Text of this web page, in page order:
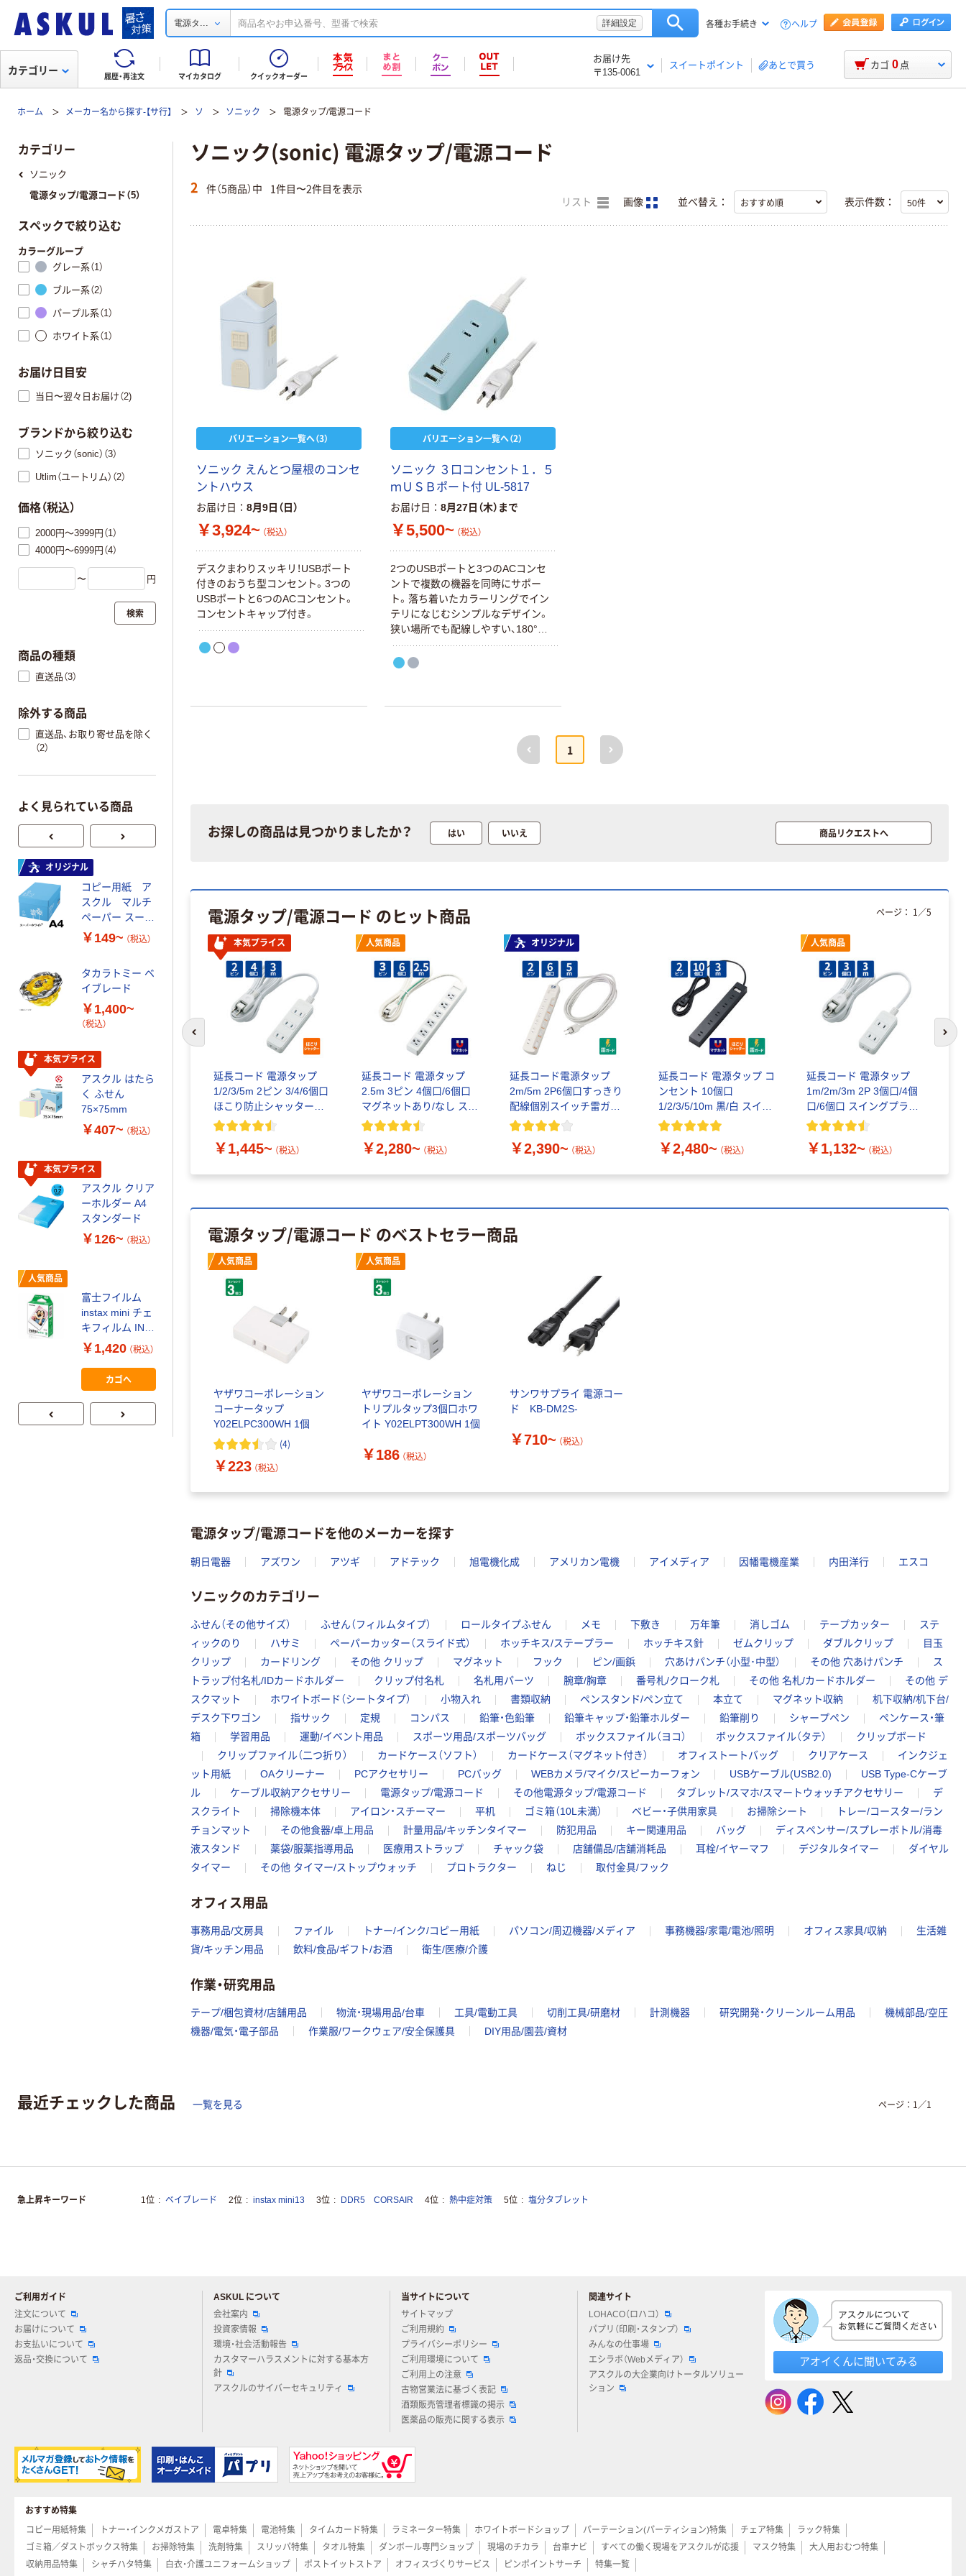
電源タ ... 詳細設定 各種お手続き ヘルプ
履歴・再注文 マイカタログ クイックオーダー
お届け先
〒135-0061
スイートポイント あとで買う
カテゴリー カゴ 0 点
ホーム メーカー名から探す-【サ行】 ソ ソニック 電源タップ/電源コード
ソニック(sonic) 電源タップ/電源コード
2 件（5商品）中 1件目〜2件目を表示
リスト 画像 並べ替え： 表示件数：
バリエーション一覧へ（3）
ソニック えんとつ屋根のコンセ
ントハウス
お届け日 8月9日（日）
￥3,924~ （税込）
デスクまわりスッキリ！USBポート
付きのおうち型コンセント。3つの
USBポートと6つのACコンセント。
コンセントキャップ付き。
バリエーション一覧へ（2）
ソニック ３口コンセント１．５
ｍＵＳＢポート付 UL-5817
お届け日 8月27日（木）まで
￥5,500~ （税込）
2つのUSBポートと3つのACコンセ
ントで複数の機器を同時にサポー
ト。落ち着いたカラーリングでイン
テリになじむシンプルなデザイン。
狭い場所でも配線しやすい、180°回
転するスイングプラグ。コンセント
は角度違いに3方向についており、
に検知し、最適な電流で充電を行い
前へ
1
次へ
お探しの商品は見つかりましたか？ はい いいえ 商品リクエストへ
電源タップ/電源コード のヒット商品
本気プライス
延長コード 電源タップ
1/2/3/5m 2ピン 3/4/6個口
ほこり防止シャッター付
T-ST02 白 エレコム
￥1,445~ （税込）
人気商品
延長コード 電源タップ
2.5m 3ピン 4個口/6個口
マグネットあり/なし スイ
ングプラグ 白 エレコム
￥2,280~ （税込）
オリジナル
延長コード電源タップ
2m/5m 2P6個口すっきり
配線個別スイッチ雷ガー
ド トラッキング防止プラ
￥2,390~ （税込）
延長コード 電源タップ コ
ンセント 10個口
1/2/3/5/10m 黒/白 スイッ
チ付 マグネット 雷サージ
￥2,480~ （税込）
人気商品
延長コード 電源タップ
1m/2m/3m 2P 3個口/4個
口/6個口 スイングプラグ
T-S02 白 エレコム
￥1,132~ （税込）
ページ： 1 ／5
次
電源タップ/電源コード のベストセラー商品
人気商品
ヤザワコーポレーション
コーナータップ
Y02ELPC300WH 1個
(4)
￥223 （税込）
人気商品
ヤザワコーポレーション
トリプルタップ3個口ホワ
イト Y02ELPT300WH 1個
￥186 （税込）
サンワサプライ 電源コー
ド KB-DM2S-
￥710~ （税込）
電源タップ/電源コードを他のメーカーを探す
朝日電器 アズワン アツギ アドテック 旭電機化成 アメリカン電機 アイメディア 因幡電機産業 内田洋行 エスコ
ソニックのカテゴリー
ふせん（その他サイズ） ふせん（フィルムタイプ） ロールタイプふせん メモ 下敷き 万年筆 消しゴム テープカッター
ステ
ィックのり
ハサミ ペーパーカッター（スライド式） ホッチキス/ステープラー ホッチキス針 ゼムクリップ ダブルクリップ
目玉
クリップ
カードリング その他 クリップ マグネット フック ピン/画鋲 穴あけパンチ（小型･中型） その他 穴あけパンチ
ス
トラップ付名札/IDカードホルダー
クリップ付名札 名札用パーツ 腕章/胸章 番号札/クローク札 その他 名札/カードホルダー
その他 デ
スクマット
ホワイトボード（シートタイプ） 小物入れ 書類収納 ペンスタンド/ペン立て 本立て マグネット収納
机下収納/机下台/
デスク下ワゴン
指サック 定規 コンパス 鉛筆・色鉛筆 鉛筆キャップ・鉛筆ホルダー 鉛筆削り シャープペン
ペンケース・筆
箱
学習用品 運動/イベント用品 スポーツ用品/スポーツバッグ ボックスファイル（ヨコ） ボックスファイル（タテ）
クリップボード
クリップファイル（二つ折り）
カードケース（ソフト） カードケース（マグネット付き） オフィストートバッグ クリアケース
インクジェ
ット用紙
OAクリーナー PCアクセサリー PCバッグ WEBカメラ/マイク/スピーカーフォン USBケーブル(USB2.0)
USB Type-Cケーブ
ル
ケーブル収納アクセサリー 電源タップ/電源コード その他電源タップ/電源コード タブレット/スマホ/スマートウォッチアクセサリー
デ
スクライト
掃除機本体 アイロン・スチーマー 平机 ゴミ箱（10L未満） ベビー・子供用家具 お掃除シート
トレー/コースター/ラン
チョンマット
その他食器/卓上用品 計量用品/キッチンタイマー 防犯用品 キー関連用品 バッグ
ディスペンサー/スプレーボトル/消毒
液スタンド
薬袋/服薬指導用品 医療用ストラップ チャック袋 店舗備品/店舗消耗品 耳栓/イヤーマフ デジタルタイマー
ダイヤル
タイマー
その他 タイマー/ストップウォッチ プロトラクター ねじ 取付金具/フック
オフィス用品
事務用品/文房具 ファイル トナー/インク/コピー用紙 パソコン/周辺機器/メディア 事務機器/家電/電池/照明 オフィス家具/収納
生活雑
貨/キッチン用品
飲料/食品/ギフト/お酒 衛生/医療/介護
作業・研究用品
テープ/梱包資材/店舗用品 物流・現場用品/台車 工具/電動工具 切削工具/研磨材 計測機器 研究開発・クリーンルーム用品
機械部品/空圧
機器/電気・電子部品
作業服/ワークウェア/安全保護具 DIY用品/園芸/資材
カテゴリー
ソニック
電源タップ/電源コード（5）
スペックで絞り込む
カラーグループ
グレー系（1）
ブルー系（2）
パープル系（1）
ホワイト系（1）
お届け日目安
当日〜翌々日お届け（2)
ブランドから絞り込む
ソニック（sonic）（3）
Utlim（ユートリム）（2）
価格（税込）
2000円～3999円（1）
4000円～6999円（4）
〜 円
検索
商品の種類
直送品（3）
除外する商品
直送品、お取り寄せ品を除く
（2）
よく見られている商品
オリジナル
コピー用紙 ア
スクル マルチ
ペーパー スーパ
ーホワイト+
￥149~ （税込）
タカラトミー ベ
イブレード
￥1,400~
（税込）
本気プライス
アスクル はたら
く ふせん
75×75mm
￥407~ （税込）
本気プライス
アスクル クリア
ーホルダー A4
スタンダード
￥126~ （税込）
人気商品
富士フイルム
instax mini チェ
キフィルム INS
MINI JP1 1パッ
ク（10枚入り）
￥1,420 （税込）
カゴへ
ゴミ袋 エコノミ
透明 高密度タイ
プ 詰替用 バイ
オマス素材10％
配合
￥616~ （税込）
オリジナル
乾電池 単3
形 アルカリ乾
電池 北欧パッ
ケージ アスク
ルオリジナル
￥140~ （税込）
本気プライス
ティッシュペー
パー ボックス
スクル スマート
￥328~
ルチペーパー
スーパーエコノ
ミー+
￥149~
【ガムテープ】ア
スクル 現場のチ
カラ 厚さ
トイレットペー
ｍ 再生紙
100% 6ロール
リサイクル100
芯あり FSC認
証
￥460~
オリジナル
乾電池 単4
形 アルカリ乾
電池 北欧パッ
ケージ アスク
ルオリジナル
￥140~ （税込）
オリジナル
アスクルオリジ
ナル ラミネー
サイズ
￥458~
く ふせん
50×15mm
￥386~
ペーパータオル
中判 再生紙
100％ 200枚
企画 オリジナル
アスクル 「現場
￥358~
オリジナル
アスクル プラス
チックグローブ
粉なし（パウダ
（税込）
富士フイルム
instax mini13
INS MINI 13
￥12,100~
（税込）
アスクル はたら
く ふせん 付箋
75×25mm
大塚製薬工場
本気プライス
アスクル セロハ
ンテープ
￥216~
本気プライス
ニチバン セロテ
ープ 大巻
￥124~
キングジム テプ
PRO【純正】テー
字）
富士フイルム チ
ェキ専用フィル
ム INSTAX MINI
WW2
￥1,580~
（税込）
本気プライス
トイレットペー
パー シングル
120ｍ 再生紙
リサイクル100
￥470~
最近チェックした商品 一覧を見る ページ： 1 ／1
急上昇キーワード 1位 ベイブレード 2位 instax mini13 3位 DDR5 CORSAIR 4位 熱中症対策 5位 塩分タブレット
ご利用ガイド
注文について
お届けについて
お支払いについて
返品・交換について
ASKUL について
会社案内
投資家情報
環境・社会活動報告
カスタマーハラスメントに対する基本方
針
アスクルのサイバーセキュリティ
当サイトについて
サイトマップ
ご利用規約
プライバシーポリシー
ご利用環境について
ご利用上の注意
古物営業法に基づく表記
酒類販売管理者標識の掲示
医薬品の販売に関する表示
関連サイト
LOHACO（ロハコ）
パプリ（印刷・スタンプ）
みんなの仕事場
エシラボ（Webメディア）
アスクルの大企業向けトータルソリュー
ション
アオイくんに聞いてみる
おすすめ特集
コピー用紙特集
トナー・インクメガストア 電卓特集 電池特集 タイムカード特集 ラミネーター特集 ホワイトボードショップ パーテーション(パーティション)特集 チェア特集
ラック特集
ゴミ箱／ダストボックス特集
お掃除特集 洗剤特集 スリッパ特集 タオル特集 ダンボール専門ショップ 現場のチカラ 台車ナビ すべての働く現場をアスクルが応援 マスク特集
大人用おむつ特集
収納用品特集
シャチハタ特集 白衣・介護ユニフォームショップ ポストイットストア オフィスづくりサービス ピンポイントサーチ 特集一覧